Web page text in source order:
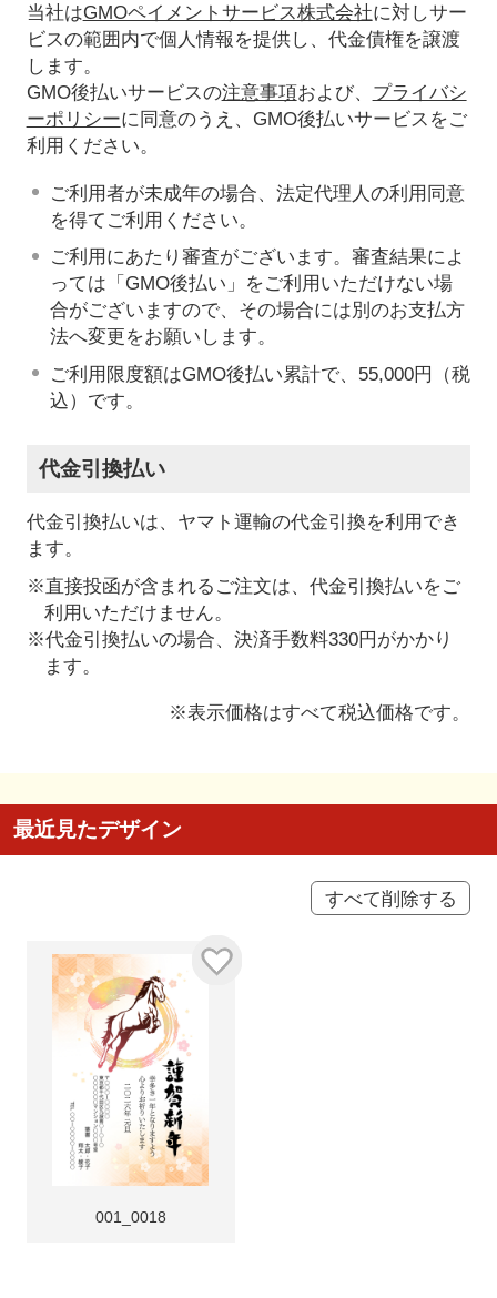
当社はGMOペイメントサービス株式会社に対しサー
ビスの範囲内で個人情報を提供し、代金債権を譲渡
します。
GMO後払いサービスの注意事項および、 プライバシ
ーポリシーに同意のうえ、GMO後払いサービスをご
利用ください。
ご利用者が未成年の場合、法定代理人の利用同意
を得てご利用ください。
ご利用にあたり審査がございます。審査結果によ
っては「GMO後払い」をご利用いただけない場
合がございますので、その場合には別のお支払方
法へ変更をお願いします。
ご利用限度額はGMO後払い累計で、55,000円（税
込）です。
代金引換払い
代金引換払いは、ヤマト運輸の代金引換を利用でき
ます。
※直接投函が含まれるご注文は、代金引換払いをご
利用いただけません。
※代金引換払いの場合、決済手数料330円がかかり
ます。
※表示価格はすべて税込価格です。
最近見たデザイン
すべて削除する
001_0018